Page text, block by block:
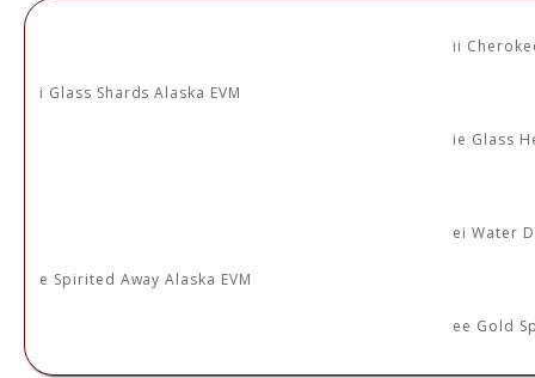
i Glass Shards Alaska EVM
ii
ie Glass
e Spirited Away Alaska EVM
ei Water
ee Gold